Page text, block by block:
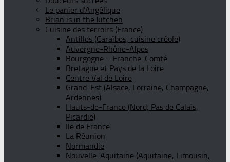
Le panier d’Angélique
Brian is in the kitchen
Cuisine des terroirs (France)
Antilles (Caraïbes, cuisine créole)
Auvergne-Rhône-Alpes
Bourgogne – Franche-Comté
Bretagne et Pays de la Loire
Centre Val de Loire
Grand-Est (Alsace, Lorraine, Champagne,
Ardennes)
Hauts-de-France (Nord, Pas de Calais,
Picardie)
Ile de France
La Réunion
Normandie
Nouvelle-Aquitaine (Aquitaine, Limousin,